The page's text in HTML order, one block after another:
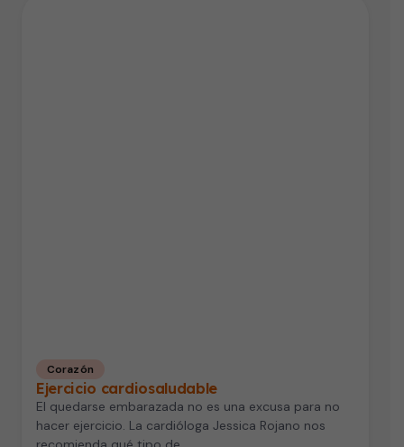
Corazón
Ejercicio cardiosaludable
El quedarse embarazada no es una excusa para no
hacer ejercicio. La cardióloga Jessica Rojano nos